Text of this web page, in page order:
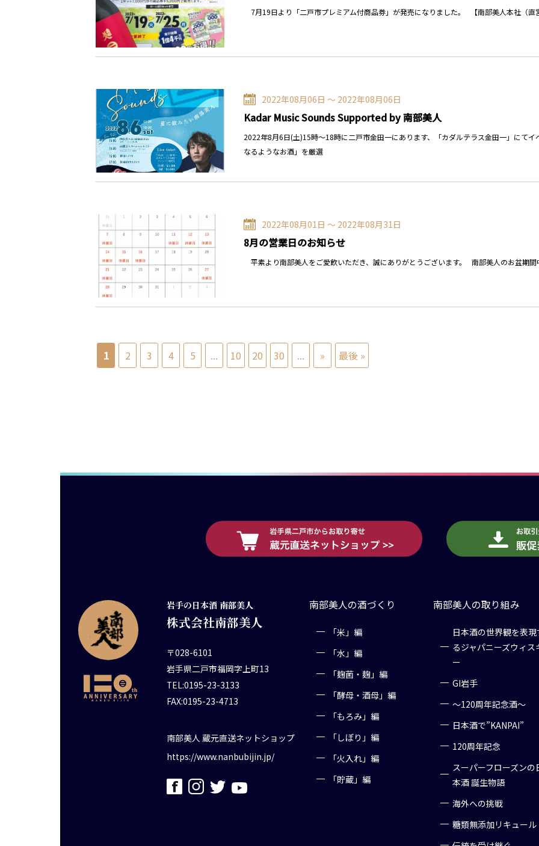
7月19日より「二戸市プレミアム付商品券」が発売になりました。 【南部美人本社（
2022年08月06日 〜 2022年08月06日
Kadar Music Sounds Supported by 南部美人
2022年8月6日(土)15時～18時に二戸市金田一にあります、「カダルテラス金田一」にて
なるようなお酒」を厳選
2022年08月01日 〜 2022年08月31日
8月の営業日のお知らせ
平素より南部美人をご愛飲いただき、誠にありがとうございます。 南部美人のお盆期間
1 2 3 4 5 ... 10 20 30 ... » 最後 »
岩手の日本酒 南部美人
株式会社南部美人
〒028-6101
岩手県二戸市福岡字上町13
TEL:0195-23-3133
FAX:0195-23-4713
南部美人 蔵元直送ネットショップ
https://www.nanbubijin.jp/
南部美人の酒づくり
「米」編
「水」編
「麹菌・麹」編
「酵母・酒母」編
「もろみ」編
「しぼり」編
「火入れ」編
「貯蔵」編
南部美人の取り組み
日本酒の世界観を表現
るジャパニーズウィス
ー
GI岩手
～120周年記念酒～
日本酒で”KANPAI”
120周年記念
スーパーフローズンの
本酒 誕生物語
海外への挑戦
糖類無添加リキュール